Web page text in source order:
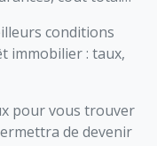
conditions
immobilier : taux,
pour vous trouver
de devenir